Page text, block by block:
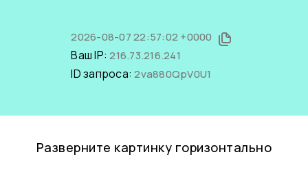
2026-08-07 22:57:02 +0000
Ваш IP:216.73.216.241
ID запроса:2va880QpV0U1
Разверните картинку горизонтально